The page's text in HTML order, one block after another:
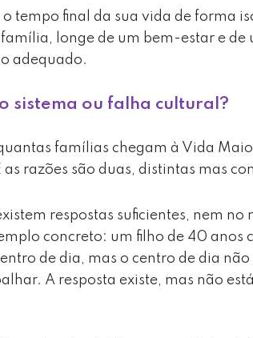
tempo final da sua vida de forma
longe de um bem-estar e
adequado.
sistema ou falha cultural?
famílias chegam à Vida
razões são duas, distintas mas
respostas suficientes, nem no
concreto: um filho de 40 anos
de dia, mas o centro de dia não
A resposta existe, mas não